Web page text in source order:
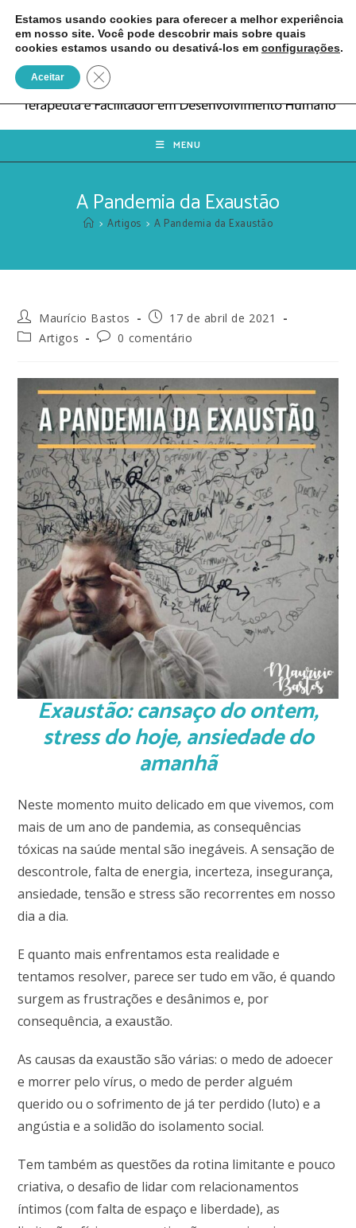
MENU
A Pandemia da Exaustão
> Artigos > A Pandemia da Exaustão
Maurício Bastos
17 de abril de 2021
Artigos
0 comentário
Exaustão: cansaço do ontem,
stress do hoje, ansiedade do
amanhã
Neste momento muito delicado em que vivemos, com
mais de um ano de pandemia, as consequências
tóxicas na saúde mental são inegáveis. A sensação de
descontrole, falta de energia, incerteza, insegurança,
ansiedade, tensão e stress são recorrentes em nosso
dia a dia.
E quanto mais enfrentamos esta realidade e
tentamos resolver, parece ser tudo em vão, é quando
surgem as frustrações e desânimos e, por
consequência, a exaustão.
As causas da exaustão são várias: o medo de adoecer
e morrer pelo vírus, o medo de perder alguém
querido ou o sofrimento de já ter perdido (luto) e a
angústia e a solidão do isolamento social.
Tem também as questões da rotina limitante e pouco
criativa, o desafio de lidar com relacionamentos
íntimos (com falta de espaço e liberdade), as
Estamos usando cookies para oferecer a melhor experiência
em nosso site. Você pode descobrir mais sobre quais
cookies estamos usando ou desativá-los em configurações.
Aceitar Close GDPR Cookie Banner